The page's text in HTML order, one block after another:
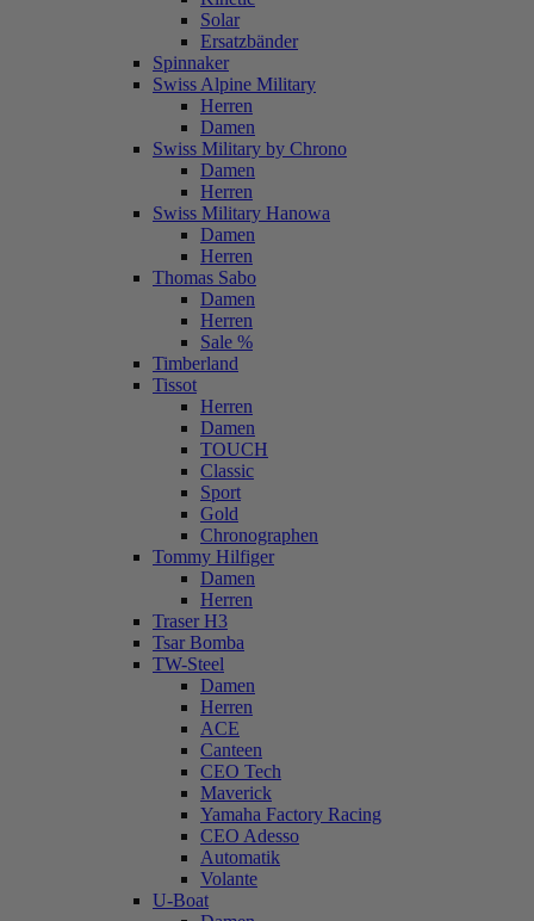
Solar
Ersatzbänder
Spinnaker
Swiss Alpine Military
Herren
Damen
Swiss Military by Chrono
Damen
Herren
Swiss Military Hanowa
Damen
Herren
Thomas Sabo
Damen
Herren
Sale %
Timberland
Tissot
Herren
Damen
TOUCH
Classic
Sport
Gold
Chronographen
Tommy Hilfiger
Damen
Herren
Traser H3
Tsar Bomba
TW-Steel
Damen
Herren
ACE
Canteen
CEO Tech
Maverick
Yamaha Factory Racing
CEO Adesso
Automatik
Volante
U-Boat